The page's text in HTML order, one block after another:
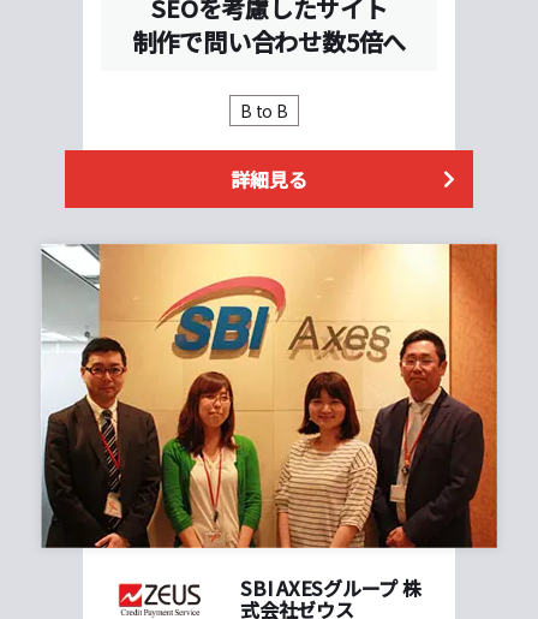
SEOを考慮したサイト
制作で問い合わせ数5倍へ
B to B
詳細見る
SBI AXESグループ 株
式会社ゼウス